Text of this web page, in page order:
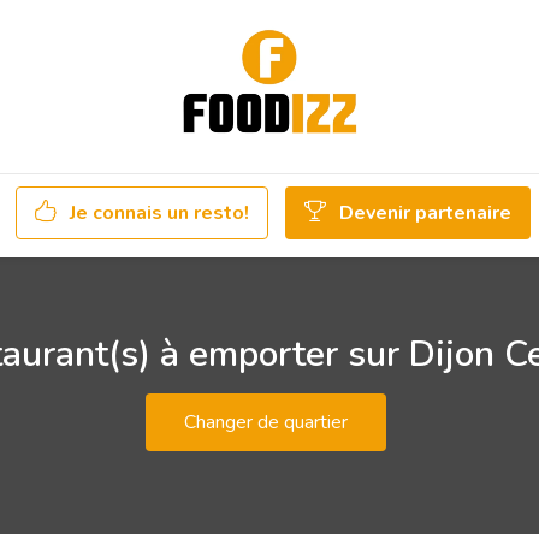
Je connais un resto! Devenir partenaire
à emporter sur Dijon
Changer de quartier